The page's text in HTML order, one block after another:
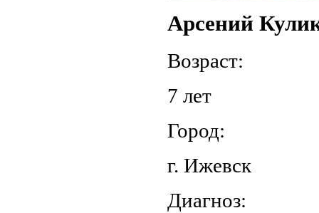
Арсений
Возраст:
7 лет
Город:
г. Ижевск
Диагноз: